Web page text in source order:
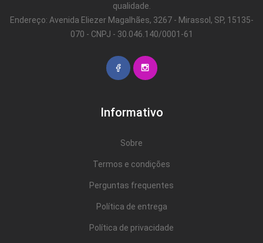
qualidade.
Endereço: Avenida Eliezer Magalhães, 3267 - Mirassol, SP, 15135-
070 - CNPJ - 30.046.140/0001-61
Informativo
Sobre
Termos e condições
Perguntas frequentes
Política de entrega
Política de privacidade